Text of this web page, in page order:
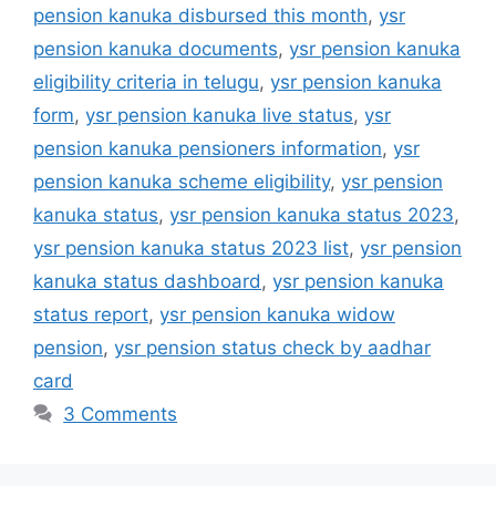
pension kanuka disbursed this month, ysr
pension kanuka documents, ysr pension kanuka
eligibility criteria in telugu, ysr pension kanuka
form, ysr pension kanuka live status, ysr
pension kanuka pensioners information, ysr
pension kanuka scheme eligibility, ysr pension
kanuka status, ysr pension kanuka status 2023,
ysr pension kanuka status 2023 list, ysr pension
kanuka status dashboard , ysr pension kanuka
status report, ysr pension kanuka widow
pension, ysr pension status check by aadhar
card
3 Comments